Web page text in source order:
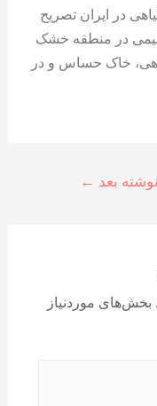
در ایران تصریح
اقلیمی در منطقه خشک
خاک حساس و در
نوشته بعد ←
بخش‌های موردنیاز